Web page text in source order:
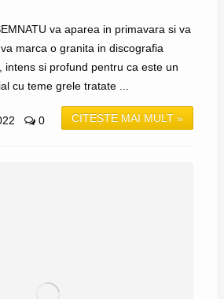
va aparea in primavara si va
marca o granita in discografia
intens si profund pentru ca este un
cu teme grele tratate ...
CITEȘTE MAI MULT »
0